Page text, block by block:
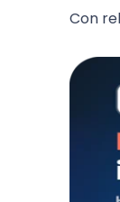
Con